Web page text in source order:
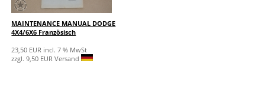
MAINTENANCE MANUAL DODGE
4X4/6X6 Französisch
23,50 EUR incl. 7 % MwSt
zzgl. 9,50 EUR Versand